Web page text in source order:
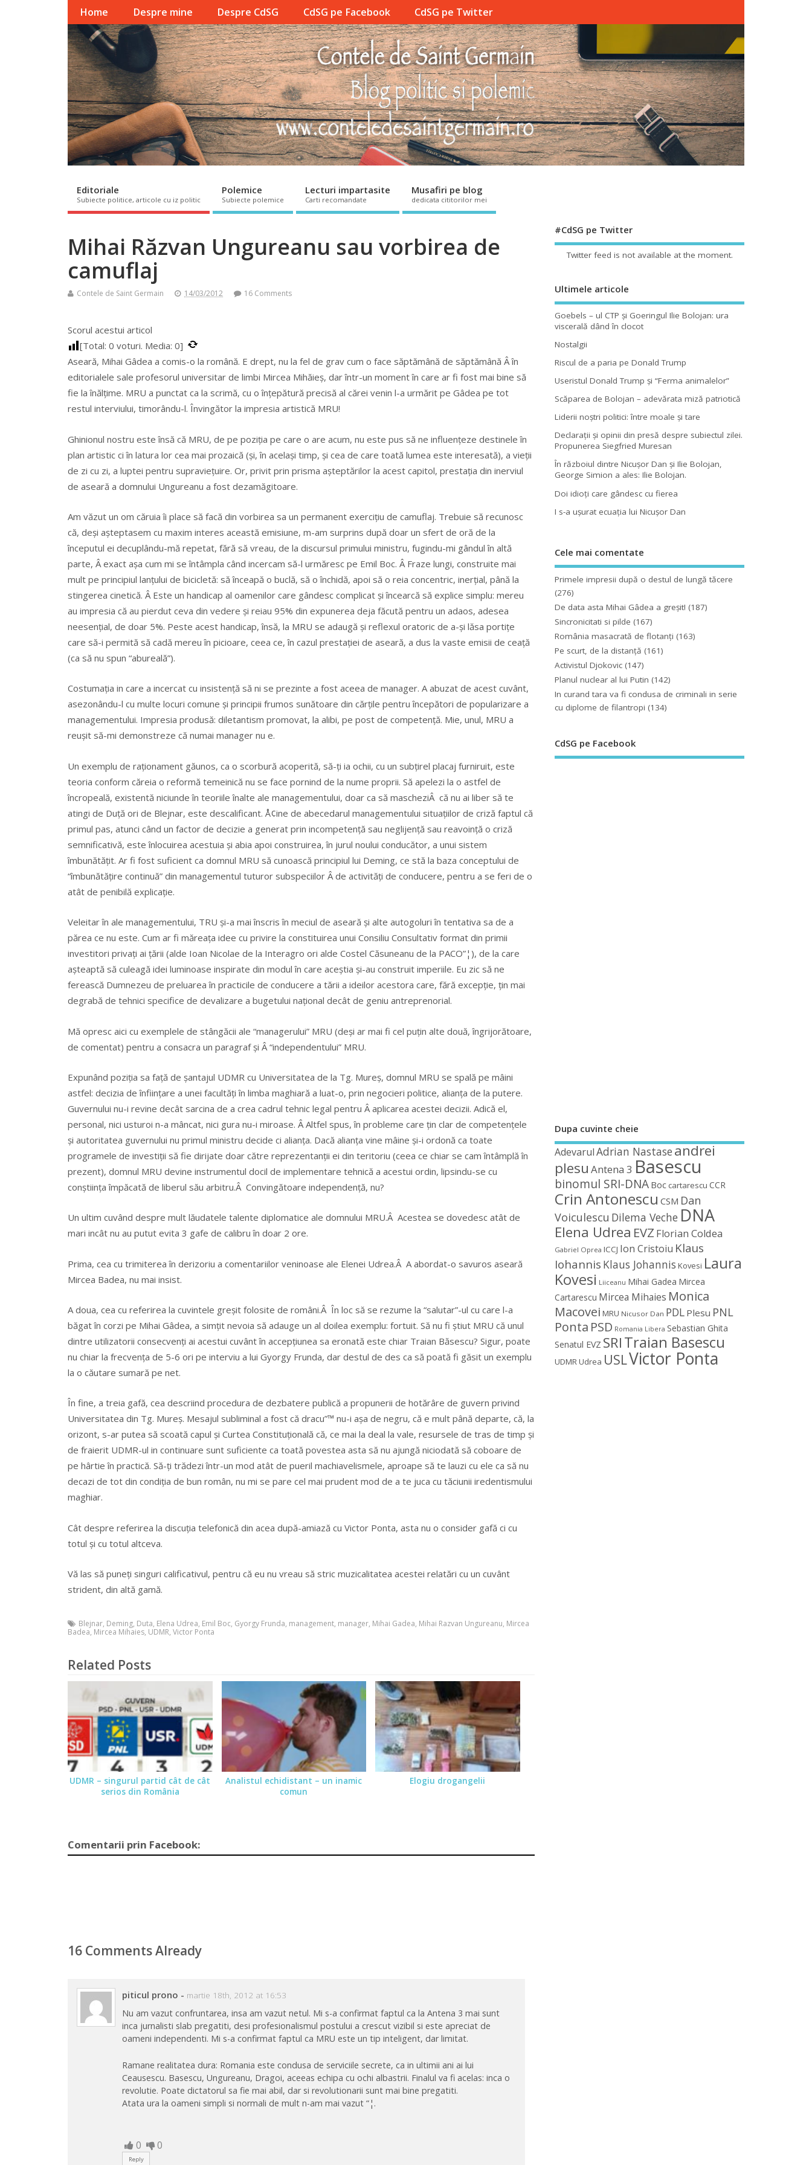
Home Despre mine Despre CdSG CdSG pe Facebook CdSG pe Twitter
Editoriale
Subiecte politice, articole cu iz politic
Polemice
Subiecte polemice
Lecturi impartasite
Carti recomandate
Musafiri pe blog
dedicata cititorilor mei
Mihai Răzvan Ungureanu sau vorbirea de
camuflaj
Contele de Saint Germain 14/03/2012 16 Comments
Scorul acestui articol
[Total: 0 voturi. Media: 0]
Aseară, Mihai Gâdea a comis-o la română. E drept, nu la fel de grav cum o face săptămână de săptămână Â în
editorialele sale profesorul universitar de limbi Mircea Mihăieș, dar într-un moment în care ar fi fost mai bine să
fie la înălțime. MRU a punctat ca la scrimă, cu o înțepătură precisă al cărei venin l-a urmărit pe Gâdea pe tot
restul interviului, timorându-l. Învingător la impresia artistică MRU!
Ghinionul nostru este însă că MRU, de pe poziția pe care o are acum, nu este pus să ne influențeze destinele în
plan artistic ci în latura lor cea mai prozaică (și, în același timp, și cea de care toată lumea este interesată), a vieții
de zi cu zi, a luptei pentru supraviețuire. Or, privit prin prisma așteptărilor la acest capitol, prestația din inerviul
de aseară a domnului Ungureanu a fost dezamăgitoare.
Am văzut un om căruia îi place să facă din vorbirea sa un permanent exercițiu de camuflaj. Trebuie să recunosc
că, deși așteptasem cu maxim interes această emisiune, m-am surprins după doar un sfert de oră de la
începutul ei decuplându-mă repetat, fără să vreau, de la discursul primului ministru, fugindu-mi gândul în altă
parte, Â exact așa cum mi se întâmpla când incercam să-l urmăresc pe Emil Boc. Â Fraze lungi, construite mai
mult pe principiul lanțului de bicicletă: să înceapă o buclă, să o închidă, apoi să o reia concentric, inerțial, până la
stingerea cinetică. Â Este un handicap al oamenilor care gândesc complicat și încearcă să explice simplu: mereu
au impresia că au pierdut ceva din vedere și reiau 95% din expunerea deja făcută pentru un adaos, adesea
neesențial, de doar 5%. Peste acest handicap, însă, la MRU se adaugă și reflexul oratoric de a-și lăsa portițe
care să-i permită să cadă mereu în picioare, ceea ce, în cazul prestației de aseară, a dus la vaste emisii de ceață
(ca să nu spun “abureală”).
Costumația in care a incercat cu insistență să ni se prezinte a fost aceea de manager. A abuzat de acest cuvânt,
asezonându-l cu multe locuri comune și principii frumos sunătoare din cărțile pentru începători de popularizare a
managementului. Impresia produsă: diletantism promovat, la alibi, pe post de competență. Mie, unul, MRU a
reușit să-mi demonstreze că numai manager nu e.
Un exemplu de raționament găunos, ca o scorbură acoperită, să-ți ia ochii, cu un subțirel placaj furniruit, este
teoria conform căreia o reformă temeinică nu se face pornind de la nume proprii. Să apelezi la o astfel de
încropeală, existentă niciunde în teoriile înalte ale managementului, doar ca să mascheziÂ că nu ai liber să te
atingi de Duță ori de Blejnar, este descalificant. Å¢ine de abecedarul managementului situațiilor de criză faptul că
primul pas, atunci când un factor de decizie a generat prin incompetență sau neglijență sau reavoință o criză
semnificativă, este înlocuirea acestuia și abia apoi construirea, în jurul noului conducător, a unui sistem
îmbunătățit. Ar fi fost suficient ca domnul MRU să cunoască principiul lui Deming, ce stă la baza conceptului de
“îmbunătățire continuă” din managementul tuturor subspeciilor Â de activități de conducere, pentru a se feri de o
atât de penibilă explicație.
Veleitar în ale managementului, TRU și-a mai înscris în meciul de aseară și alte autogoluri în tentativa sa de a
părea ce nu este. Cum ar fi măreața idee cu privire la constituirea unui Consiliu Consultativ format din primii
investitori privați ai țării (alde Ioan Nicolae de la Interagro ori alde Costel Căsuneanu de la PACO”¦), de la care
așteaptă să culeagă idei luminoase inspirate din modul în care aceștia și-au construit imperiile. Eu zic să ne
ferească Dumnezeu de preluarea în practicile de conducere a tării a ideilor acestora care, fără excepție, țin mai
degrabă de tehnici specifice de devalizare a bugetului național decât de geniu antreprenorial.
Mă opresc aici cu exemplele de stângăcii ale “managerului” MRU (deși ar mai fi cel puțin alte două, îngrijorătoare,
de comentat) pentru a consacra un paragraf și Â “independentului” MRU.
Expunând poziția sa față de șantajul UDMR cu Universitatea de la Tg. Mureș, domnul MRU se spală pe mâini
astfel: decizia de înființare a unei facultăți în limba maghiară a luat-o, prin negocieri politice, alianța de la putere.
Guvernului nu-i revine decât sarcina de a crea cadrul tehnic legal pentru Â aplicarea acestei decizii. Adică el,
personal, nici usturoi n-a mâncat, nici gura nu-i miroase. Â Altfel spus, în probleme care țin clar de competențele
și autoritatea guvernului nu primul ministru decide ci alianța. Dacă alianța vine mâine și-i ordonă ca toate
programele de investiții să fie dirijate doar către reprezentanții ei din teritoriu (ceea ce chiar se cam întâmplă în
prezent), domnul MRU devine instrumentul docil de implementare tehnică a acestui ordin, lipsindu-se cu
conștiința împăcată de liberul său arbitru.Â Convingătoare independență, nu?
Un ultim cuvând despre mult lăudatele talente diplomatice ale domnului MRU.Â Acestea se dovedesc atât de
mari incât nu au putut evita 3 gafe de calibru în doar 2 ore.
Prima, cea cu trimiterea în derizoriu a comentariilor veninoase ale Elenei Udrea.Â A abordat-o savuros aseară
Mircea Badea, nu mai insist.
A doua, cea cu referirea la cuvintele greșit folosite de români.Â În loc să se rezume la “salutar”-ul cu care l-a
băgat în corzi pe Mihai Gâdea, a simțit nevoia să adauge un al doilea exemplu: fortuit. Să nu fi știut MRU că unul
dintre utilizatorii consecvenți ai acestui cuvânt în accepțiunea sa eronată este chiar Traian Băsescu? Sigur, poate
nu chiar la frecvența de 5-6 ori pe interviu a lui Gyorgy Frunda, dar destul de des ca să poată fi găsit un exemplu
la o căutare sumară pe net.
În fine, a treia gafă, cea descriind procedura de dezbatere publică a propunerii de hotărâre de guvern privind
Universitatea din Tg. Mureș. Mesajul subliminal a fost că dracu”™ nu-i așa de negru, că e mult până departe, că, la
orizont, s-ar putea să scoată capul și Curtea Constituțională că, ce mai la deal la vale, resursele de tras de timp și
de fraierit UDMR-ul in continuare sunt suficiente ca toată povestea asta să nu ajungă niciodată să coboare de
pe hârtie în practică. Să-ți trădezi într-un mod atât de pueril machiavelismele, aproape să te lauzi cu ele ca să nu
decazi de tot din condiția de bun român, nu mi se pare cel mai prudent mod de a te juca cu tăciunii iredentismului
maghiar.
Cât despre referirea la discuția telefonică din acea după-amiază cu Victor Ponta, asta nu o consider gafă ci cu
totul și cu totul altceva.
Vă las să puneți singuri calificativul, pentru că eu nu vreau să stric muzicalitatea acestei relatări cu un cuvânt
strident, din altă gamă.
Blejnar, Deming, Duta, Elena Udrea, Emil Boc, Gyorgy Frunda, management, manager, Mihai Gadea, Mihai Razvan Ungureanu, Mircea
Badea, Mircea Mihaies, UDMR, Victor Ponta
Related Posts
UDMR – singurul partid cât de cât
serios din România
Analistul echidistant – un inamic
comun
Elogiu drogangelii
Comentarii prin Facebook:
16 Comments Already
piticul prono - martie 18th, 2012 at 16:53
Nu am vazut confruntarea, insa am vazut netul. Mi s-a confirmat faptul ca la Antena 3 mai sunt
inca jurnalisti slab pregatiti, desi profesionalismul postului a crescut vizibil si este apreciat de
oameni independenti. Mi s-a confirmat faptul ca MRU este un tip inteligent, dar limitat.
Ramane realitatea dura: Romania este condusa de serviciile secrete, ca in ultimii ani ai lui
Ceausescu. Basescu, Ungureanu, Dragoi, aceeas echipa cu ochi albastrii. Finalul va fi acelas: inca o
revolutie. Poate dictatorul sa fie mai abil, dar si revolutionarii sunt mai bine pregatiti.
Atata ura la oameni simpli si normali de mult n-am mai vazut “¦.
0 0
Reply
#CdSG pe Twitter
Twitter feed is not available at the moment.
Ultimele articole
Goebels – ul CTP şi Goeringul Ilie Bolojan: ura
viscerală dând în clocot
Nostalgii
Riscul de a paria pe Donald Trump
Useristul Donald Trump şi “Ferma animalelor”
Scăparea de Bolojan – adevărata miză patriotică
Liderii noştri politici: între moale şi tare
Declaraţii şi opinii din presă despre subiectul zilei.
Propunerea Siegfried Muresan
În războiul dintre Nicuşor Dan şi Ilie Bolojan,
George Simion a ales: Ilie Bolojan.
Doi idioţi care gândesc cu fierea
I s-a uşurat ecuaţia lui Nicuşor Dan
Cele mai comentate
Primele impresii după o destul de lungă tăcere
(276)
De data asta Mihai Gâdea a greşit! (187)
Sincronicitati si pilde (167)
România masacrată de flotanţi (163)
Pe scurt, de la distanță (161)
Activistul Djokovic (147)
Planul nuclear al lui Putin (142)
In curand tara va fi condusa de criminali in serie
cu diplome de filantropi (134)
CdSG pe Facebook
Dupa cuvinte cheie
Adevarul Adrian Nastaseandrei
plesu Antena 3 Basescu
binomul SRI-DNA Boc cartarescu CCR
Crin Antonescu CSM Dan
Voiculescu Dilema Veche DNA
Elena Udrea EVZ Florian Coldea
Gabriel Oprea ICCJ Ion Cristoiu Klaus
Iohannis Klaus Johannis Kovesi Laura
Kovesi Liiceanu Mihai Gadea Mircea
Cartarescu Mircea Mihaies Monica
Macovei MRU Nicusor Dan PDL Plesu PNL
Ponta PSD Romania Libera Sebastian Ghita
Senatul EVZ SRITraian Basescu
UDMRUdrea USLVictor Ponta